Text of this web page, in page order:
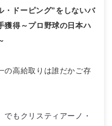
・ドーピング”をしないバ
獲得～プロ野球の日本ハ
の高給取りは誰だかご存
もクリスティアーノ・